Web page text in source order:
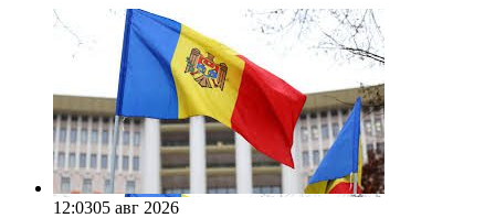
12:0305 авг 2026